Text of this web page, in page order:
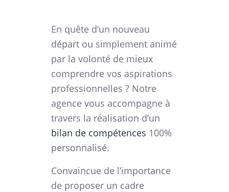
En quête d’un nouveau
départ ou simplement animé
par la volonté de mieux
comprendre vos aspirations
professionnelles ? Notre
agence vous accompagne à
travers la réalisation d’un
bilan de compétences 100%
personnalisé.
Convaincue de l’importance
de proposer un cadre